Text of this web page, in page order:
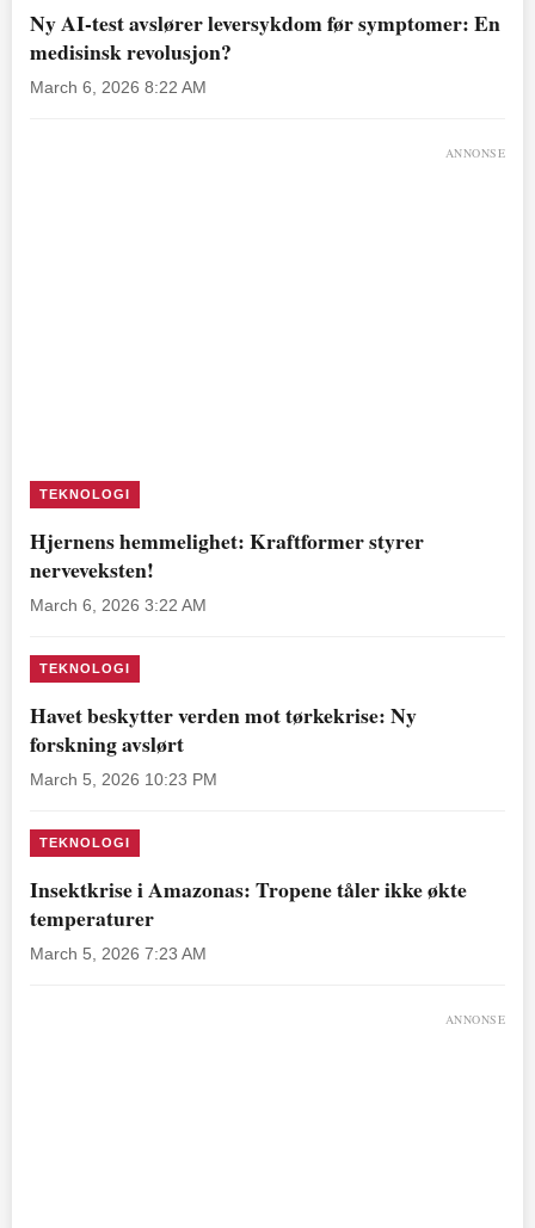
Ny AI-test avslører leversykdom før symptomer: En
medisinsk revolusjon?
March 6, 2026 8:22 AM
ANNONSE
TEKNOLOGI
Hjernens hemmelighet: Kraftformer styrer
nerveveksten!
March 6, 2026 3:22 AM
TEKNOLOGI
Havet beskytter verden mot tørkekrise: Ny
forskning avslørt
March 5, 2026 10:23 PM
TEKNOLOGI
Insektkrise i Amazonas: Tropene tåler ikke økte
temperaturer
March 5, 2026 7:23 AM
ANNONSE